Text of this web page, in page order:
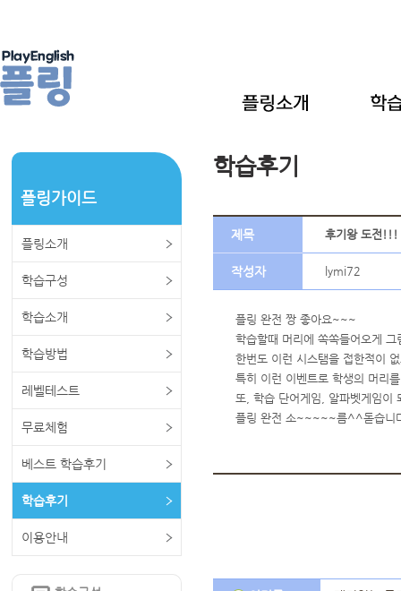
플링가이드
플링소개
학습구성
학습소개
학습방법
레벨테스트
무료체험
베스트 학습후기
학습후기
이용안내
학습후기
제목 후기왕 도전!!!
작성자 lymi72
플링 완전 짱 좋아요~~~
학습할때 머리에 쏙쏙들어오게
한번도 이런 시스탬을 접한적이
특히 이런 이벤트로 학생의 머
또, 학습 단어게임, 알파벳게임
플링 완전 소~~~~~름^^돋습니